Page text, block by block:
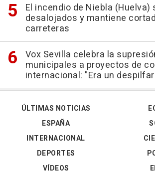
El incendio de Niebla (Huelva)
desalojados y mantiene
carreteras
Vox Sevilla celebra la
municipales a proyectos de
internacional: "Era un
ÚLTIMAS NOTICIAS
ESPAÑA
INTERNACIONAL
DEPORTES
VÍDEOS